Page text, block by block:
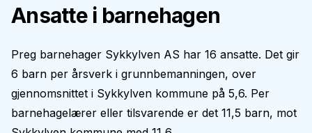
Ansatte i barnehagen
Preg barnehager Sykkylven AS har 16 ansatte. Det gir
6 barn per årsverk i grunnbemanningen, over
gjennomsnittet i Sykkylven kommune på 5,6. Per
barnehagelærer eller tilsvarende er det 11,5 barn, mot